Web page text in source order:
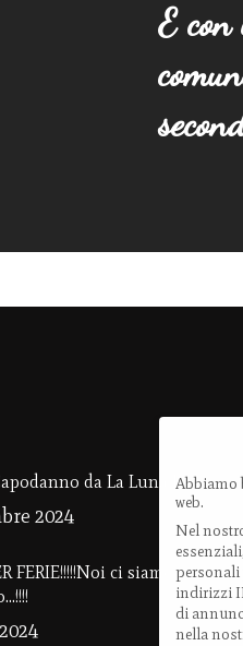
E con
da La Luna Rossa!
2024
FERIE!!!!!Noi ci siamo ….e vi
Abbiamo
web.
Nel
personali
indirizzi
di
nella